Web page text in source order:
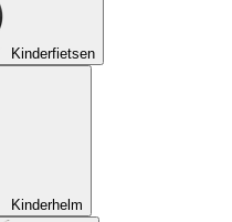
Kinderfietsen
Kinderhelm